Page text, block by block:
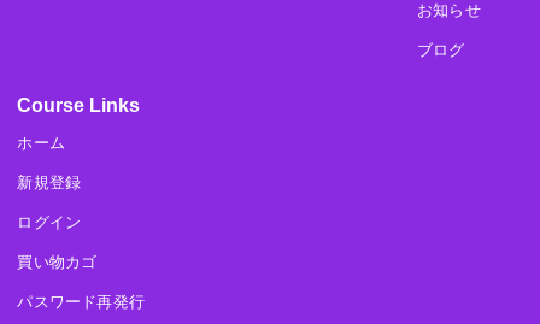
お知らせ
ブログ
Course Links
ホーム
新規登録
ログイン
買い物カゴ
パスワード再発行